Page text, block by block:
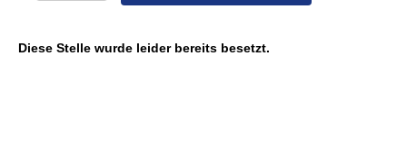
Diese Stelle wurde leider bereits besetzt.